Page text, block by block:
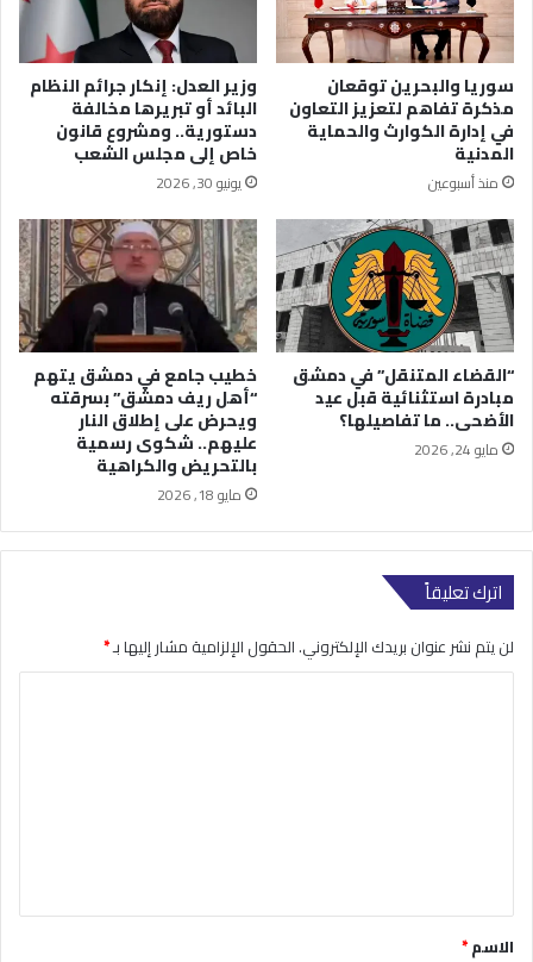
سوريا والبحرين توقعان
مذكرة تفاهم لتعزيز التعاون
في إدارة الكوارث والحماية
المدنية
منذ أسبوعين
وزير العدل: إنكار جرائم النظام
البائد أو تبريرها مخالفة
دستورية.. ومشروع قانون
خاص إلى مجلس الشعب
يونيو 30, 2026
“القضاء المتنقل” في دمشق
مبادرة استثنائية قبل عيد
الأضحى.. ما تفاصيلها؟
مايو 24, 2026
خطيب جامع في دمشق يتهم
“أهل ريف دمشق” بسرقته
ويحرض على إطلاق النار
عليهم.. شكوى رسمية
بالتحريض والكراهية
مايو 18, 2026
اترك تعليقاً
لن يتم نشر عنوان بريدك الإلكتروني.الحقول الإلزامية مشار إليها بـ*
*الاسم*